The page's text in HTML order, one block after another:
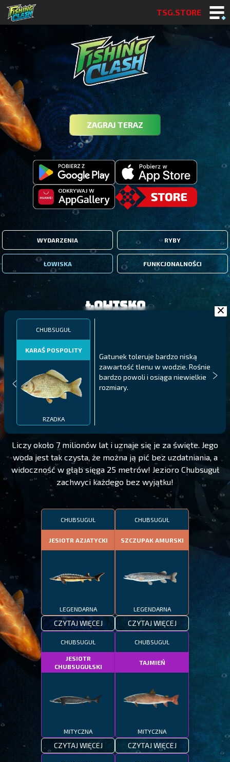
TSG.STORE
ZAGRAJ TERAZ
WYDARZENIA RYBY
ŁOWISKA FUNKCJONALNOŚCI
CHUBSUGUŁ
KARAŚ POSPOLITY
RZADKA
Gatunek toleruje bardzo niską
zawartość tlenu w wodzie. Rośnie
bardzo powoli i osiąga niewielkie
rozmiary.
Łowisko
Liczy około 7 milionów lat i uznaje się je za święte. Jego
woda jest tak czysta, że można ją pić bez uzdatniania, a
widoczność w głąb sięga 25 metrów! Jezioro Chubsuguł
zachwyci każdego bez wyjątku!
CHUBSUGUŁ
JESIOTR AZJATYCKI
LEGENDARNA
CZYTAJ WIĘCEJ
CHUBSUGUŁ
SZCZUPAK AMURSKI
LEGENDARNA
CZYTAJ WIĘCEJ
CHUBSUGUŁ
JESIOTR
CHUBSUGUŁSKI
MITYCZNA
CZYTAJ WIĘCEJ
CHUBSUGUŁ
TAJMIEŃ
MITYCZNA
CZYTAJ WIĘCEJ